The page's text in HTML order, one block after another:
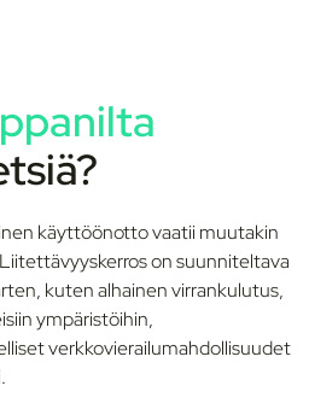
käyttöönotto vaatii muutakin
on suunniteltava
kuten alhainen virrankulutus,
ympäristöihin,
verkkovierailumahdollisuudet